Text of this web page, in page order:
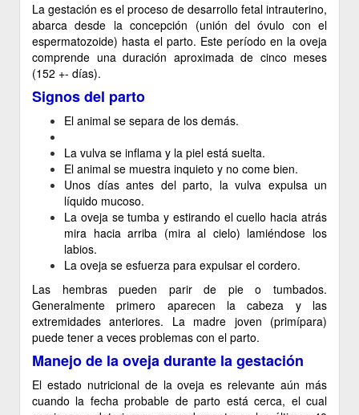
La gestación es el proceso de desarrollo fetal intrauterino,
abarca desde la concepción (unión del óvulo con el
espermatozoide) hasta el parto. Este período en la oveja
comprende una duración aproximada de cinco meses
(152 +- días).
Signos del parto
El animal se separa de los demás.
La vulva se inflama y la piel está suelta.
El animal se muestra inquieto y no come bien.
Unos días antes del parto, la vulva expulsa un
líquido mucoso.
La oveja se tumba y estirando el cuello hacia atrás
mira hacia arriba (mira al cielo) lamiéndose los
labios.
La oveja se esfuerza para expulsar el cordero.
Las hembras pueden parir de pie o tumbados.
Generalmente primero aparecen la cabeza y las
extremidades anteriores. La madre joven (primípara)
puede tener a veces problemas con el parto.
Manejo de la oveja durante la gestación
El estado nutricional de la oveja es relevante aún más
cuando la fecha probable de parto está cerca, el cual